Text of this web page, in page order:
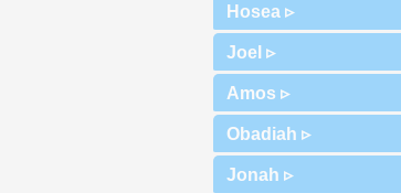
Hosea ▹
Joel ▹
Amos ▹
Obadiah ▹
Jonah ▹